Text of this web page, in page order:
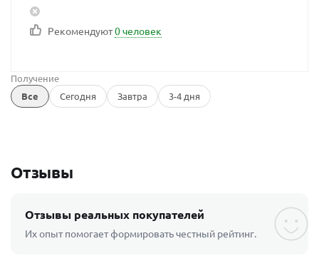
Рекомендуют0 человек
Получение
Все
Сегодня Завтра 3-4 дня
Отзывы
Отзывы реальных покупателей
Их опыт помогает формировать честный рейтинг.